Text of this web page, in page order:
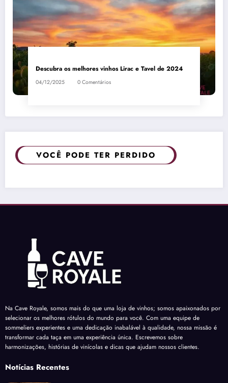
Descubra os melhores vinhos Lirac e Tavel de 2024
04/12/2025 0 Comentários
VOCÊ PODE TER PERDIDO
Na Cave Royale, somos mais do que uma loja de vinhos; somos apaixonados por
selecionar os melhores rótulos do mundo para você. Com uma equipe de
sommeliers experientes e uma dedicação inabalável à qualidade, nossa missão é
transformar cada taça em uma experiência única. Escrevemos sobre
harmonizações, histórias de vinícolas e dicas que ajudam nossos clientes.
Notícias Recentes